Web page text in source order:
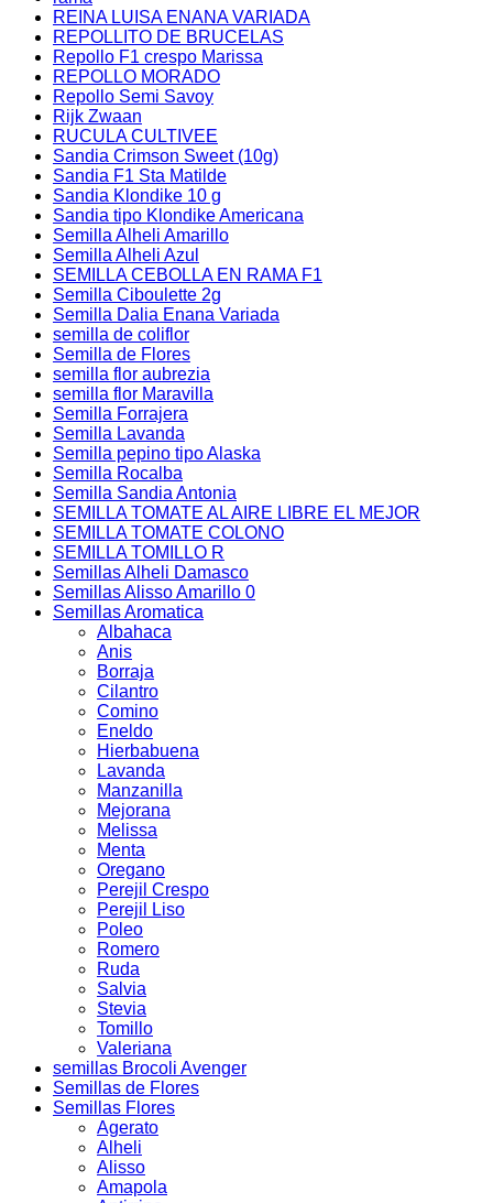
REINA LUISA ENANA VARIADA
REPOLLITO DE BRUCELAS
Repollo F1 crespo Marissa
REPOLLO MORADO
Repollo Semi Savoy
Rijk Zwaan
RUCULA CULTIVEE
Sandia Crimson Sweet (10g)
Sandia F1 Sta Matilde
Sandia Klondike 10 g
Sandia tipo Klondike Americana
Semilla Alheli Amarillo
Semilla Alheli Azul
SEMILLA CEBOLLA EN RAMA F1
Semilla Ciboulette 2g
Semilla Dalia Enana Variada
semilla de coliflor
Semilla de Flores
semilla flor aubrezia
semilla flor Maravilla
Semilla Forrajera
Semilla Lavanda
Semilla pepino tipo Alaska
Semilla Rocalba
Semilla Sandia Antonia
SEMILLA TOMATE AL AIRE LIBRE EL MEJOR
SEMILLA TOMATE COLONO
SEMILLA TOMILLO R
Semillas Alheli Damasco
Semillas Alisso Amarillo 0
Semillas Aromatica
Albahaca
Anis
Borraja
Cilantro
Comino
Eneldo
Hierbabuena
Lavanda
Manzanilla
Mejorana
Melissa
Menta
Oregano
Perejil Crespo
Perejil Liso
Poleo
Romero
Ruda
Salvia
Stevia
Tomillo
Valeriana
semillas Brocoli Avenger
Semillas de Flores
Semillas Flores
Agerato
Alheli
Alisso
Amapola